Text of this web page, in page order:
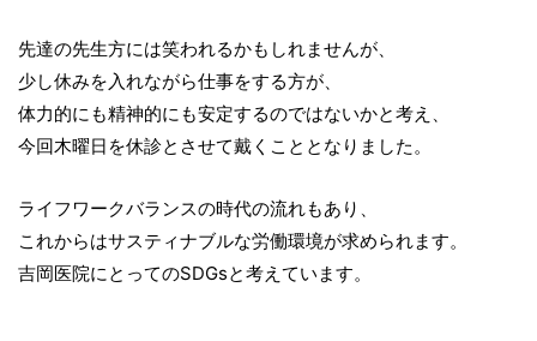
先達の先生方には笑われるかもしれませんが、
少し休みを入れながら仕事をする方が、
体力的にも精神的にも安定するのではないかと考え、
今回木曜日を休診とさせて戴くこととなりました。
ライフワークバランスの時代の流れもあり、
これからはサスティナブルな労働環境が求められます。
吉岡医院にとってのSDGsと考えています。